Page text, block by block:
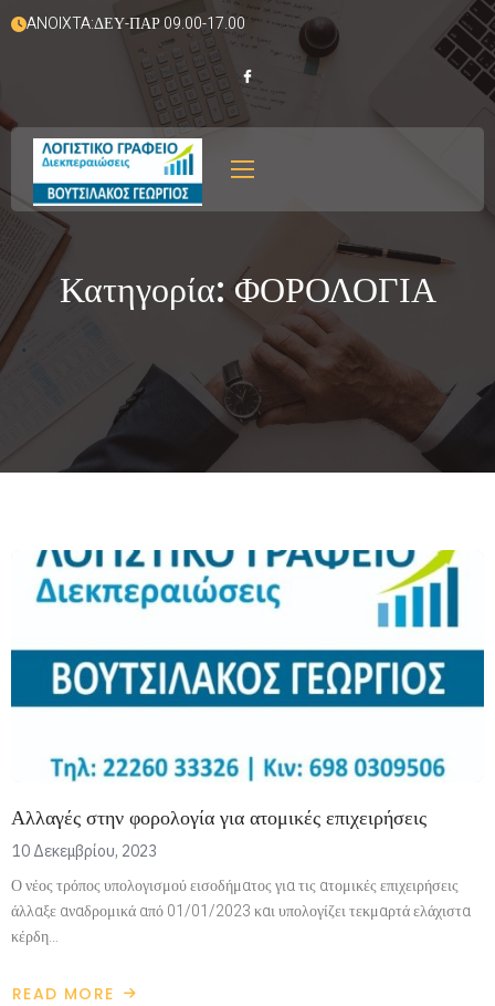
ANOIXTA:ΔΕΥ-ΠΑΡ 09.00-17.00
Κατηγορία:ΦΟΡΟΛΟΓΙΑ
Αλλαγές στην φορολογία για ατομικές επιχειρήσεις
10 Δεκεμβρίου, 2023
Ο νέος τρόπος υπολογισμού εισοδήματος για τις ατομικές επιχειρήσεις
άλλαξε αναδρομικά από 01/01/2023 και υπολογίζει τεκμαρτά ελάχιστα
κέρδη…
READ MORE